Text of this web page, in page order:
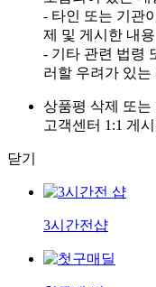
- 타인 또는 기관
제 및 게시한 내용
- 기타 관련 법령
러할 우려가 있는
상품평 삭제 또는
고객센터 1:1 게
닫기
3시간전샵